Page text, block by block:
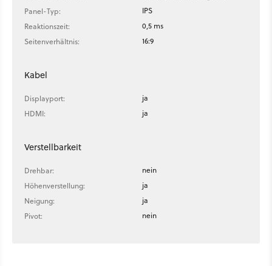
Panel-Typ:
IPS
Reaktionszeit:
0,5 ms
Seitenverhältnis:
16:9
Kabel
Displayport:
ja
HDMI:
ja
Verstellbarkeit
Drehbar:
nein
Höhenverstellung:
ja
Neigung:
ja
Pivot:
nein